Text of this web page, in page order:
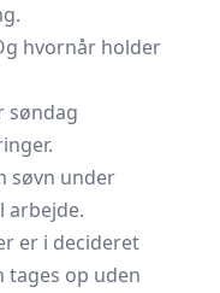
hvornår holder
søndag
søvn under
arbejde.
er i decideret
tages op uden